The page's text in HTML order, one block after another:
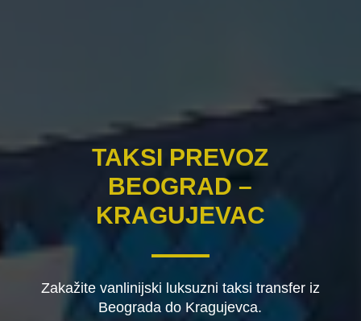
TAKSI PREVOZ
BEOGRAD –
KRAGUJEVAC
Zakažite vanlinijski luksuzni taksi transfer iz
Beograda do Kragujevca.